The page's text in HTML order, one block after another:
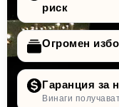
риск
Огромен
Гаранция за
Винаги